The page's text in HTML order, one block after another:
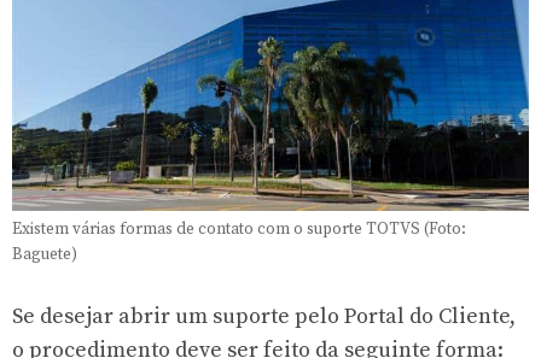
Existem várias formas de contato com o suporte TOTVS (Foto:
Baguete)
Se desejar abrir um suporte pelo Portal do Cliente,
o procedimento deve ser feito da seguinte forma: